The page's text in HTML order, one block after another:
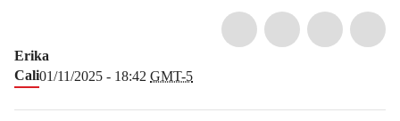
Erika
Cali01/11/2025 - 18:42 GMT-5